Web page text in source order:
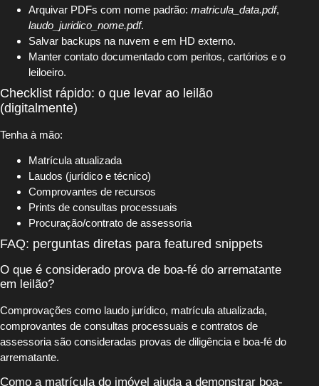
Arquivar PDFs com nome padrão: matricula_data.pdf,
laudo_juridico_nome.pdf.
Salvar backups na nuvem e em HD externo.
Manter contato documentado com peritos, cartórios e o
leiloeiro.
Checklist rápido: o que levar ao leilão
(digitalmente)
Tenha à mão:
Matrícula atualizada
Laudos (jurídico e técnico)
Comprovantes de recursos
Prints de consultas processuais
Procuração/contrato de assessoria
FAQ: perguntas diretas para featured snippets
O que é considerado prova de boa-fé do arrematante
em leilão?
Comprovações como laudo jurídico, matrícula atualizada,
comprovantes de consultas processuais e contratos de
assessoria são consideradas provas de diligência e boa-fé do
arrematante.
Como a matrícula do imóvel ajuda a demonstrar boa-